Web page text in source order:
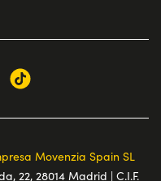
Movenzia Spain SL
22, 28014 Madrid | C.I.F.